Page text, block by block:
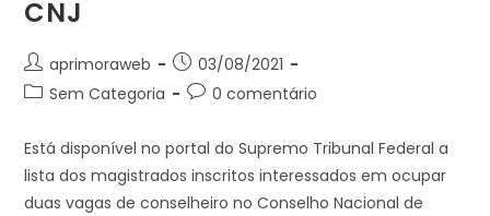
CNJ
Autor
do
aprimoraweb
Post
publicado:
03/08/2021
Categoria
post:
Sem Categoria
Comentários
post:
0 comentário
Está disponível no portal do Supremo Tribunal Federal a
lista dos magistrados inscritos interessados em ocupar
duas vagas de conselheiro no Conselho Nacional de